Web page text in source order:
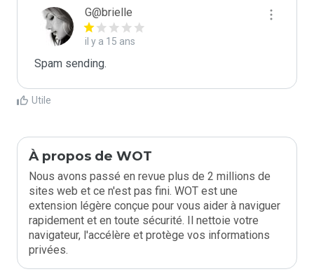
G@brielle
il y a 15 ans
Spam sending.
Utile
À propos de WOT
Nous avons passé en revue plus de 2 millions de
sites web et ce n'est pas fini. WOT est une
extension légère conçue pour vous aider à naviguer
rapidement et en toute sécurité. Il nettoie votre
navigateur, l'accélère et protège vos informations
privées.